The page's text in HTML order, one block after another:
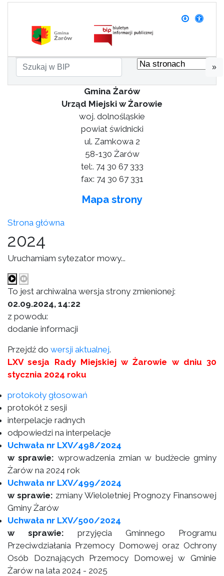
»
Gmina Żarów
Urząd Miejski w Żarowie
woj. dolnośląskie
powiat świdnicki
ul. Zamkowa 2
58-130 Żarów
tel:. 74 30 67 333
fax: 74 30 67 331
Mapa strony
Strona główna
2024
Uruchamiam sytezator mowy...
To jest archiwalna wersja strony zmienionej:
02.09.2024, 14:22
z powodu:
dodanie informacji
Przejdź do wersji aktualnej.
LXV sesja Rady Miejskiej w Żarowie w dniu 30
stycznia 2024 roku
protokoły głosowań
protokół z sesji
interpelacje radnych
odpowiedzi na interpelacje
Uchwała nr LXV/498/2024
w sprawie: wprowadzenia zmian w budżecie gminy
Żarów na 2024 rok
Uchwała nr LXV/499/2024
w sprawie: zmiany Wieloletniej Prognozy Finansowej
Gminy Żarów
Uchwała nr LXV/500/2024
w sprawie: przyjęcia Gminnego Programu
Przeciwdziałania Przemocy Domowej oraz Ochrony
Osób Doznających Przemocy Domowej w Gminie
Żarów na lata 2024 - 2025